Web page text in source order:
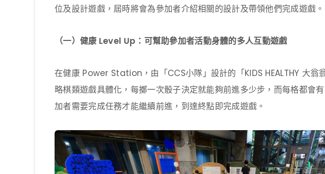
位及設計遊戲，屆時將會為參加者介紹相關的設計及帶領他們完成遊戲。
（一）健康 Level Up：可幫助參加者活動身體的多人互動遊戲
在健康 Power Station，由「CCS小隊」設計的「KIDS HEALTHY 大翁
略棋類遊戲具體化，每擲一次骰子決定就能夠前進多少步，而每格都會
加者需要完成任務才能繼續前進，到達終點即完成遊戲。